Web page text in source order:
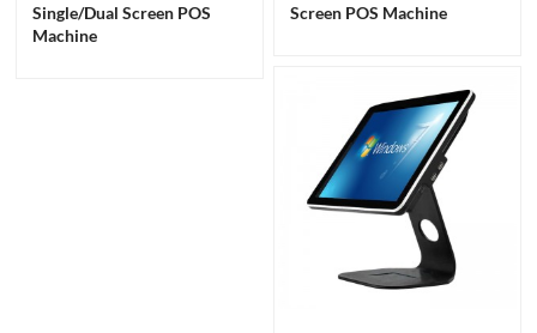
Single/Dual Screen POS
Machine
Screen POS Machine